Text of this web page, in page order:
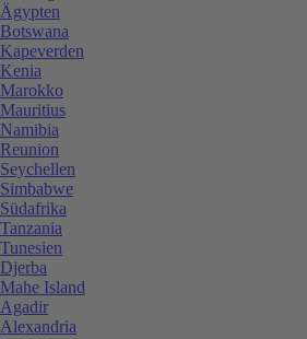
Ägypten
Botswana
Kapeverden
Kenia
Marokko
Mauritius
Namibia
Reunion
Seychellen
Simbabwe
Südafrika
Tanzania
Tunesien
Djerba
Mahe Island
Agadir
Alexandria